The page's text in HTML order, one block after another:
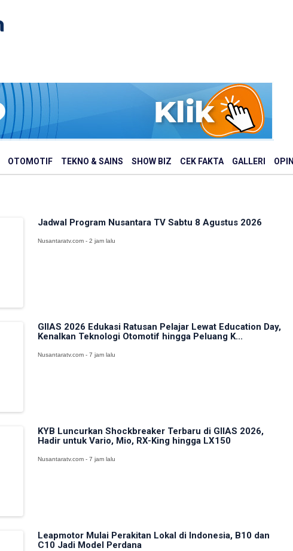
OTOMOTIF TEKNO & SAINS SHOW BIZ CEK FAKTA GALLERI OPINI
Jadwal Program Nusantara TV Sabtu 8 Agustus 2026
Nusantaratv.com - 2 jam lalu
GIIAS 2026 Edukasi Ratusan Pelajar Lewat Education Day,
Kenalkan Teknologi Otomotif hingga Peluang K...
Nusantaratv.com - 7 jam lalu
KYB Luncurkan Shockbreaker Terbaru di GIIAS 2026,
Hadir untuk Vario, Mio, RX-King hingga LX150
Nusantaratv.com - 7 jam lalu
Leapmotor Mulai Perakitan Lokal di Indonesia, B10 dan
C10 Jadi Model Perdana